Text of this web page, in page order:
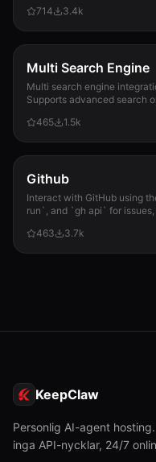
714
3.4k
Multi Search Engine
Multi search engine
Supports advanced search
required.
465 1.5k
Github
Interact with GitHub using
run`, and `gh api` for
463
3.7k
KeepClaw
Personlig AI-agent
inga API-nycklar, 24/7